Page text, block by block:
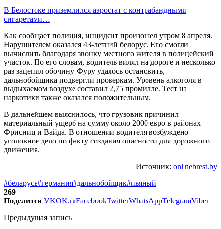
В Белостоке приземлился аэростат с контрабандными
сигаретами…
Как сообщает полиция, инцидент произошел утром 8 апреля.
Нарушителем оказался 43-летний белорус. Его смогли
вычислить благодаря звонку местного жителя в полицейский
участок. По его словам, водитель вилял на дороге и несколько
раз зацепил обочину. Фуру удалось остановить,
дальнобойщика подвергли проверкам. Уровень алкоголя в
выдыхаемом воздухе составил 2,75 промилле. Тест на
наркотики также оказался положительным.
В дальнейшем выяснилось, что грузовик причинил
материальный ущерб на сумму около 2000 евро в районах
Фрисниц и Вайда. В отношении водителя возбуждено
уголовное дело по факту создания опасности для дорожного
движения.
Источник: onlinebrest.by
#беларусь#германия#дальнобойщик#пьяный
269
Поделится VKOK.ruFacebookTwitterWhatsAppTelegramViber
Предыдущая запись